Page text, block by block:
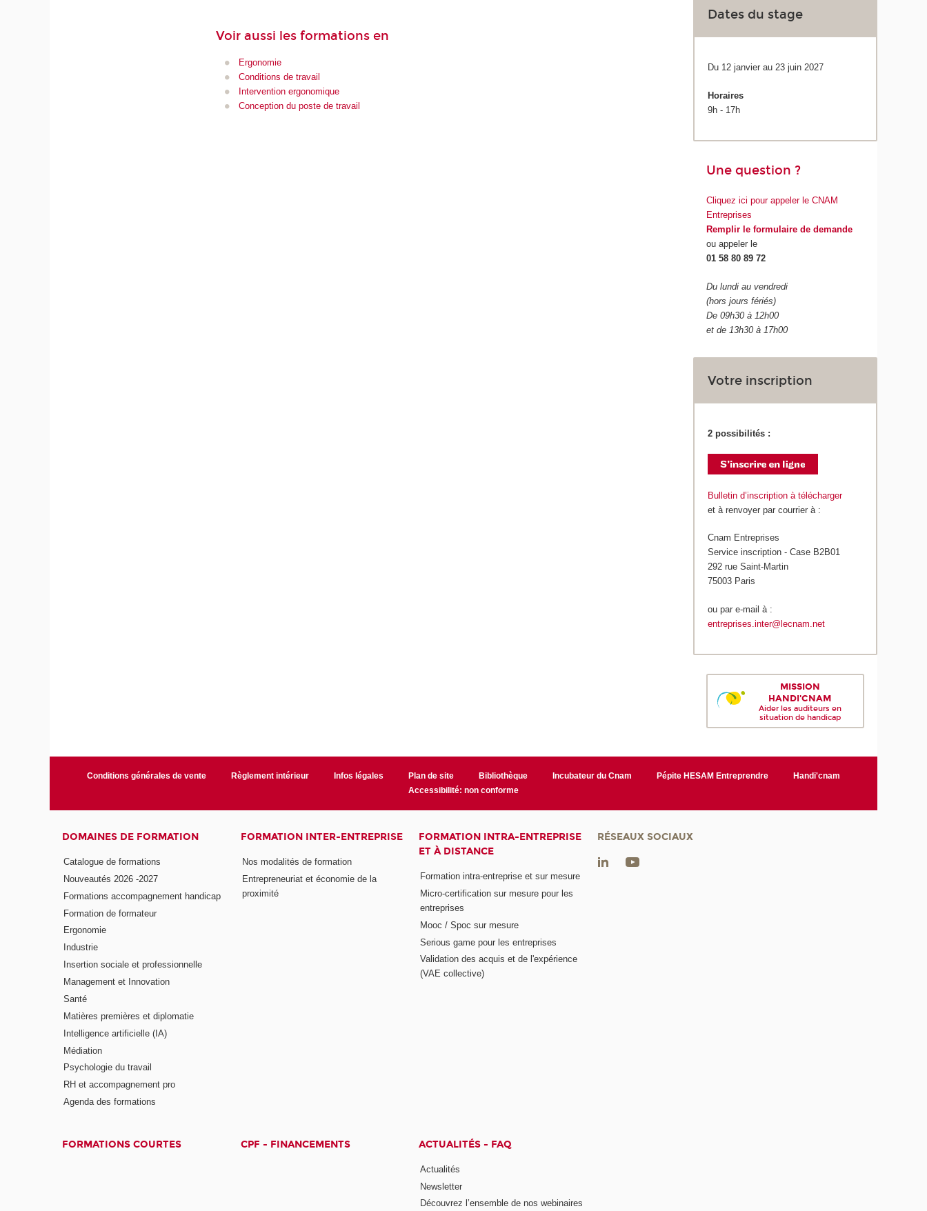
Voir aussi les formations en
Ergonomie
Conditions de travail
Intervention ergonomique
Conception du poste de travail
Dates du stage
Du 12 janvier au 23 juin 2027
Horaires
9h - 17h
Une question ?
Cliquez ici pour appeler le CNAM
Entreprises
Remplir le formulaire de demande
ou appeler le
01 58 80 89 72
Du lundi au vendredi
(hors jours fériés)
De 09h30 à 12h00
et de 13h30 à 17h00
Votre inscription
2 possibilités :
Bulletin d’inscription à télécharger
et à renvoyer par courrier à :
Cnam Entreprises
Service inscription - Case B2B01
292 rue Saint-Martin
75003 Paris
ou par e-mail à :
entreprises.inter@lecnam.net
MISSION
HANDI'CNAM
Aider les auditeurs en
situation de handicap
Conditions générales de vente Règlement intérieur Infos légales Plan de site Bibliothèque Incubateur du Cnam Pépite HESAM Entreprendre
Handi'cnam
Accessibilité: non conforme
DOMAINES DE FORMATION
Catalogue de formations
Nouveautés 2026 -2027
Formations accompagnement handicap
Formation de formateur
Ergonomie
Industrie
Insertion sociale et professionnelle
Management et Innovation
Santé
Matières premières et diplomatie
Intelligence artificielle (IA)
Médiation
Psychologie du travail
RH et accompagnement pro
Agenda des formations
FORMATION INTER-ENTREPRISE
Nos modalités de formation
Entrepreneuriat et économie de la
proximité
FORMATION INTRA-ENTREPRISE
ET À DISTANCE
Formation intra-entreprise et sur mesure
Micro-certification sur mesure pour les
entreprises
Mooc / Spoc sur mesure
Serious game pour les entreprises
Validation des acquis et de l'expérience
(VAE collective)
FORMATIONS COURTES CPF - FINANCEMENTS ACTUALITÉS - FAQ
Actualités
Newsletter
Découvrez l’ensemble de nos webinaires
RÉSEAUX SOCIAUX